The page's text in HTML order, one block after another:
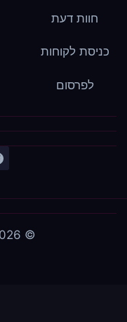
חוות דעת
כניסת לקוחות
לפרסום
© 2026 bigboyztoyz69